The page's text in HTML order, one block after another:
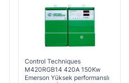
Control Techniques
M420RGB14 420A 150Kw
Emerson Yüksek performanslı